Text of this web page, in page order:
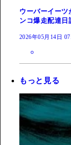
ウーバーイーツ
ンコ爆走配達日
2026年05月14日
もっと見る